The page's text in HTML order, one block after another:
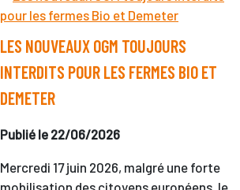
LES NOUVEAUX OGM TOUJOURS
INTERDITS POUR LES FERMES BIO ET
DEMETER
Publié le 22/06/2026
Mercredi 17 juin 2026, malgré une forte
mobilisation des citoyens européens, le